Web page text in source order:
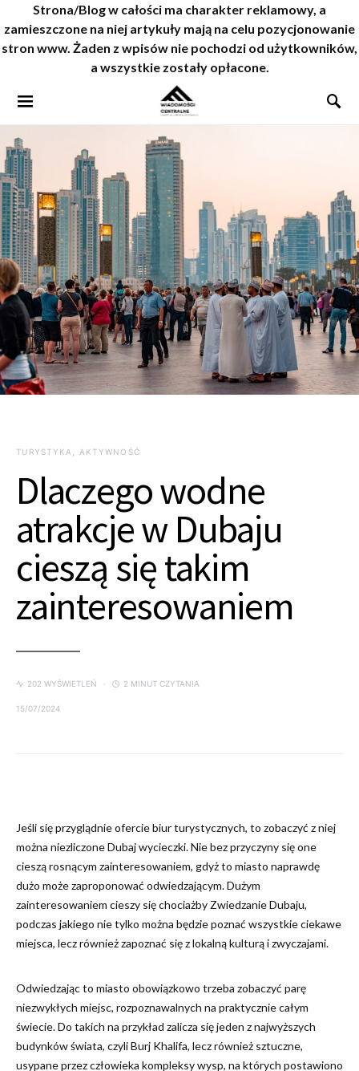
Strona/Blog w całości ma charakter reklamowy, a
zamieszczone na niej artykuły mają na celu pozycjonowanie
stron www. Żaden z wpisów nie pochodzi od użytkowników,
a wszystkie zostały opłacone.
TURYSTYKA, AKTYWNOŚĆ
Dlaczego wodne
atrakcje w Dubaju
cieszą się takim
zainteresowaniem
202 WYŚWIETLEŃ 2 MINUT CZYTANIA
15/07/2024
Jeśli się przyglądnie ofercie biur turystycznych, to zobaczyć z niej
można niezliczone Dubaj wycieczki. Nie bez przyczyny się one
cieszą rosnącym zainteresowaniem, gdyż to miasto naprawdę
dużo może zaproponować odwiedzającym. Dużym
zainteresowaniem cieszy się chociażby Zwiedzanie Dubaju,
podczas jakiego nie tylko można będzie poznać wszystkie ciekawe
miejsca, lecz również zapoznać się z lokalną kulturą i zwyczajami.
Odwiedzając to miasto obowiązkowo trzeba zobaczyć parę
niezwykłych miejsc, rozpoznawalnych na praktycznie całym
świecie. Do takich na przykład zalicza się jeden z najwyższych
budynków świata, czyli Burj Khalifa, lecz również sztuczne,
usypane przez człowieka kompleksy wysp, na których postawiono